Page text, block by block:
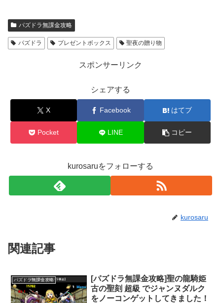
パズドラ無課金攻略
パズドラ プレゼントボックス 聖夜の贈り物
スポンサーリンク
シェアする
X Facebook はてブ
Pocket LINE コピー
kurosaruをフォローする
kurosaru
関連記事
パズドラ無課金攻略
[パズドラ無課金攻略]聖の龍騎姫
古の聖刻 超級 でジャンヌダルク
をノーコンゲットしてきました！